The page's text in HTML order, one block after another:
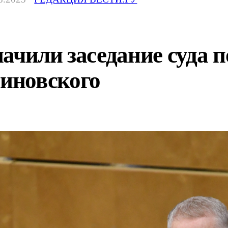
заседание суда